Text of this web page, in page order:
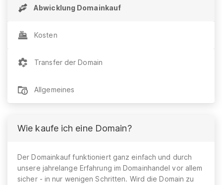
Abwicklung Domainkauf
Kosten
Transfer der Domain
Allgemeines
Wie kaufe ich eine Domain?
Der Domainkauf funktioniert ganz einfach und durch
unsere jahrelange Erfahrung im Domainhandel vor allem
sicher - in nur wenigen Schritten. Wird die Domain zu